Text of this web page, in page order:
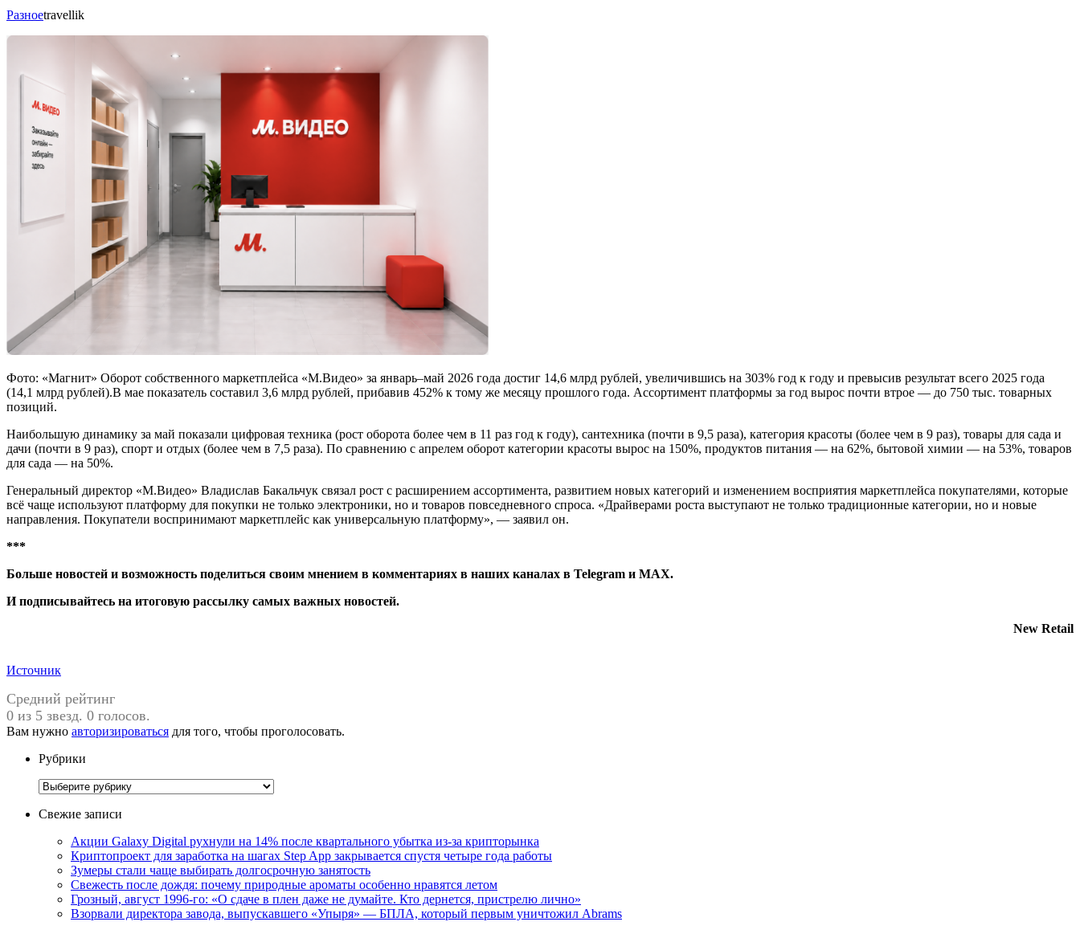
Разноеtravellik
Фото: «Магнит» Оборот собственного маркетплейса «М.Видео» за январь–май 2026 года достиг 14,6 млрд рублей, увеличившись на 303% год к году и превысив результат всего 2025 года
(14,1 млрд рублей).В мае показатель составил 3,6 млрд рублей, прибавив 452% к тому же месяцу прошлого года. Ассортимент платформы за год вырос почти втрое — до 750 тыс. товарных
позиций.
Наибольшую динамику за май показали цифровая техника (рост оборота более чем в 11 раз год к году), сантехника (почти в 9,5 раза), категория красоты (более чем в 9 раз), товары для сада и
дачи (почти в 9 раз), спорт и отдых (более чем в 7,5 раза). По сравнению с апрелем оборот категории красоты вырос на 150%, продуктов питания — на 62%, бытовой химии — на 53%, товаров
для сада — на 50%.
Генеральный директор «М.Видео» Владислав Бакальчук связал рост с расширением ассортимента, развитием новых категорий и изменением восприятия маркетплейса покупателями, которые
всё чаще используют платформу для покупки не только электроники, но и товаров повседневного спроса. «Драйверами роста выступают не только традиционные категории, но и новые
направления. Покупатели воспринимают маркетплейс как универсальную платформу», — заявил он.
***
Больше новостей и возможность поделиться своим мнением в комментариях в наших каналах в Telegram и MAX.
Иподписывайтесь на итоговую рассылку самых важных новостей.
New Retail
Источник
Средний рейтинг
0 из 5 звезд. 0 голосов.
Вам нужно авторизироваться для того, чтобы проголосовать.
Рубрики
Рубрики
Свежие записи
Акции Galaxy Digital рухнули на 14% после квартального убытка из-за крипторынка
Криптопроект для заработка на шагах Step App закрывается спустя четыре года работы
Зумеры стали чаще выбирать долгосрочную занятость
Свежесть после дождя: почему природные ароматы особенно нравятся летом
Грозный, август 1996-го: «О сдаче в плен даже не думайте. Кто дернется, пристрелю лично»
Взорвали директора завода, выпускавшего «Упыря» — БПЛА, который первым уничтожил Abrams